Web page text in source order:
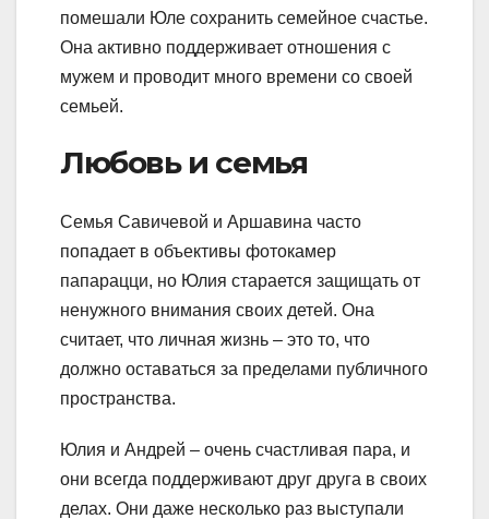
помешали Юле сохранить семейное счастье.
Она активно поддерживает отношения с
мужем и проводит много времени со своей
семьей.
Любовь и семья
Семья Савичевой и Аршавина часто
попадает в объективы фотокамер
папарацци, но Юлия старается защищать от
ненужного внимания своих детей. Она
считает, что личная жизнь – это то, что
должно оставаться за пределами публичного
пространства.
Юлия и Андрей – очень счастливая пара, и
они всегда поддерживают друг друга в своих
делах. Они даже несколько раз выступали